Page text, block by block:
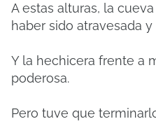
A estas alturas, la
haber sido atravesada
Y la hechicera frente a
poderosa.
Pero tuve que